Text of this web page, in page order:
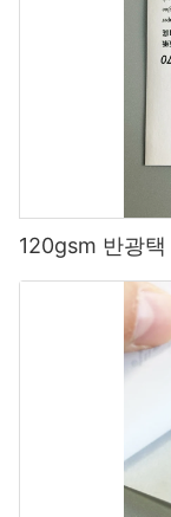
120gsm 반광